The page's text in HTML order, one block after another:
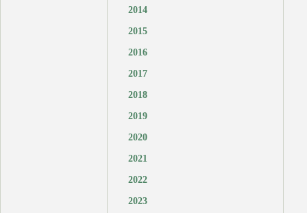
2014
2015
2016
2017
2018
2019
2020
2021
2022
2023